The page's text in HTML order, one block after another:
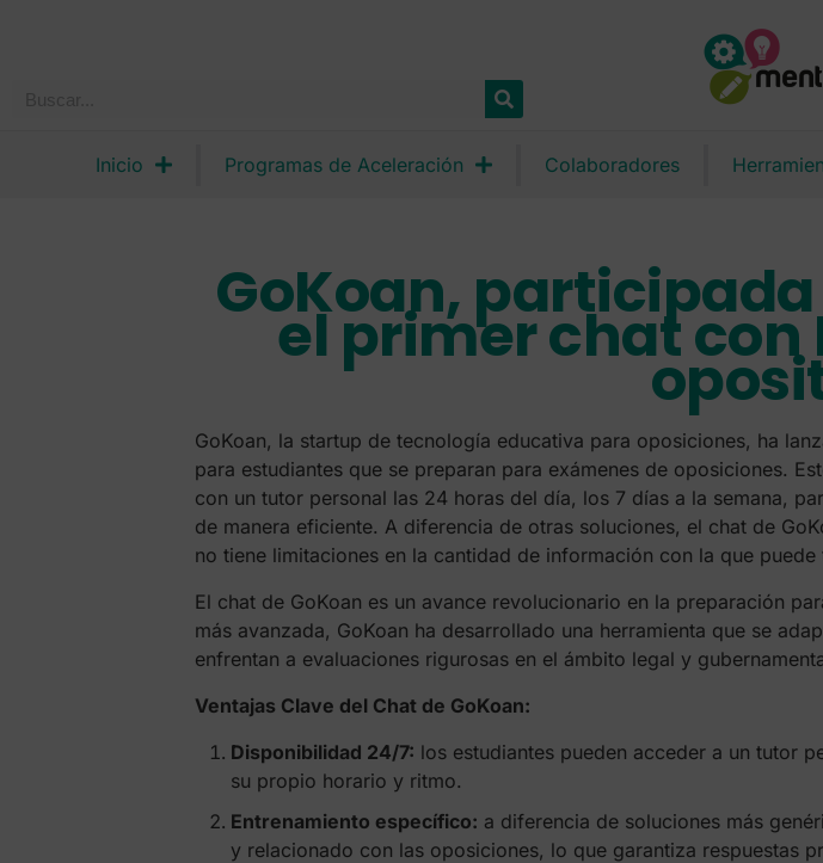
Inicio Programas de Aceleración Colaboradores
GoKoan, participada
el primer chat con
GoKoan, la startup de tecnología educativa para oposiciones, ha
para estudiantes que se preparan para exámenes de oposiciones.
con un tutor personal las 24 horas del día, los 7 días a la semana,
de manera eficiente. A diferencia de otras soluciones, el chat de
no tiene limitaciones en la cantidad de información con la que puede
El chat de GoKoan es un avance revolucionario en la preparación
más avanzada, GoKoan ha desarrollado una herramienta que se
enfrentan a evaluaciones rigurosas en el ámbito legal y
Ventajas Clave del Chat de GoKoan:
Disponibilidad 24/7: los estudiantes pueden acceder a un tutor
su propio horario y ritmo.
Entrenamiento específico: a diferencia de soluciones más
y relacionado con las oposiciones, lo que garantiza respuestas